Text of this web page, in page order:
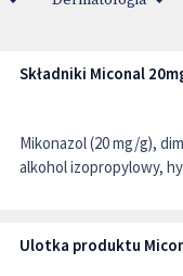
Składniki Miconal
Mikonazol (20 mg/g),
alkohol izopropylowy,
Ulotka produktu